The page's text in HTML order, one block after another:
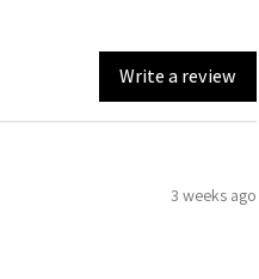
Write a review
3 weeks ago